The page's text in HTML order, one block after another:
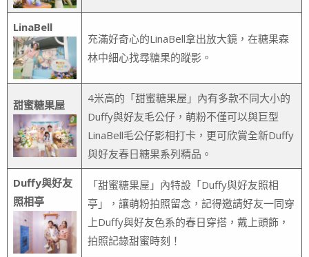
LinaBell
充滿好奇心的LinaBell拿出放大鏡，在糖果森
林中細心找尋糖果的蹤影。
甜蜜糖果屋
4米高的「甜蜜糖果屋」內有多款不同大小的
Duffy與好友毛公仔，萌粉不僅可以與巨型
LinaBell毛公仔影相打卡，更可欣賞全新Duffy
與好友春日糖果系列精品。
Duffy與好友
照相亭
「甜蜜糖果屋」內特設「Duffy與好友照相
亭」，讓萌粉拍照留念，記得邀請好友一同穿
上Duffy與好友色系的春日穿搭，戴上頭飾，
拍照記錄甜蜜時刻！